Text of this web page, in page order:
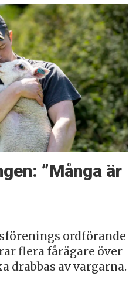
”Många är
ordförande
flera fårägare över
drabbas av vargarna.